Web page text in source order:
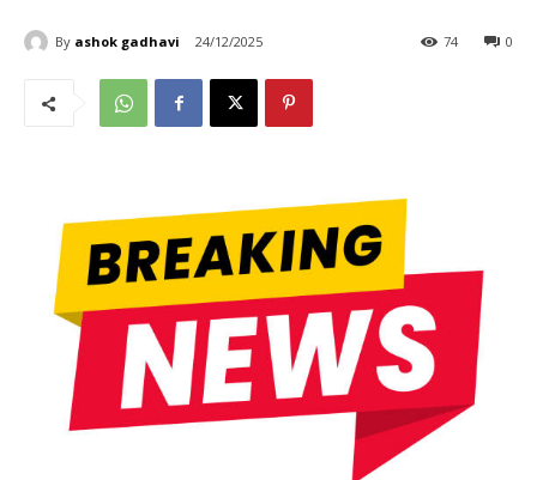
By ashok gadhavi 24/12/2025 0
74